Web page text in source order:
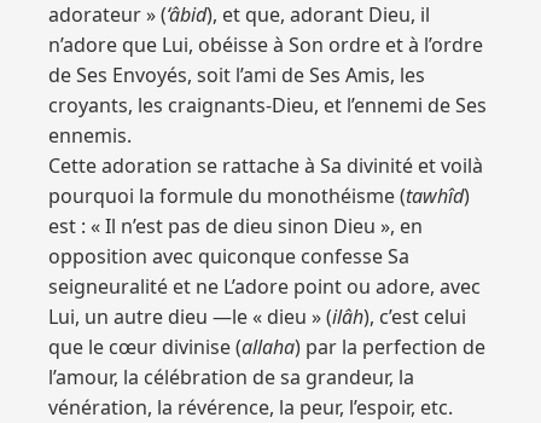
adorateur » (‘âbid), et que, adorant Dieu, il
n’adore que Lui, obéisse à Son ordre et à l’ordre
de Ses Envoyés, soit l’ami de Ses Amis, les
croyants, les craignants-Dieu, et l’ennemi de Ses
ennemis.
Cette adoration se rattache à Sa divinité et voilà
pourquoi la formule du monothéisme (tawhîd)
est : « Il n’est pas de dieu sinon Dieu », en
opposition avec quiconque confesse Sa
seigneuralité et ne L’adore point ou adore, avec
Lui, un autre dieu —le « dieu » (ilâh), c’est celui
que le cœur divinise (allaha) par la perfection de
l’amour, la célébration de sa grandeur, la
vénération, la révérence, la peur, l’espoir, etc.